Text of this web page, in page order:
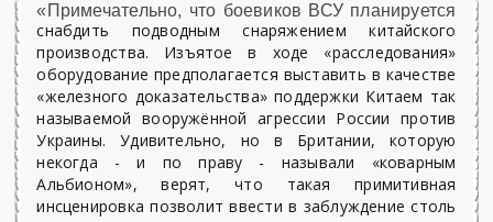
«Примечательно, что боевиков ВСУ планируется
снабдить подводным снаряжением китайского
производства. Изъятое в ходе «расследования»
оборудование предполагается выставить в качестве
«железного доказательства» поддержки Китаем так
называемой вооружённой агрессии России против
Украины. Удивительно, но в Британии, которую
некогда - и по праву - называли «коварным
Альбионом», верят, что такая примитивная
инсценировка позволит ввести в заблуждение столь